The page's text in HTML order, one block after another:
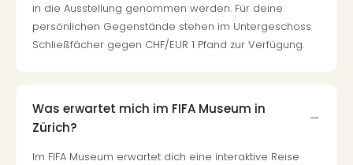
in die Ausstellung genommen werden. Für deine
persönlichen Gegenstände stehen im Untergeschoss
Schließfächer gegen CHF/EUR 1 Pfand zur Verfügung.
Was erwartet mich im FIFA Museum in
Zürich?
Im FIFA Museum erwartet dich eine interaktive Reise